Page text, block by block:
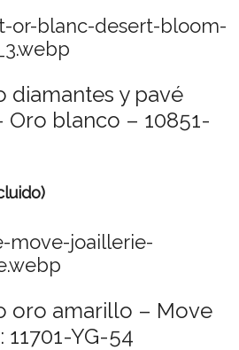
diamantes y pavé
Oro blanco – 10851-
oro amarillo – Move
YG-54